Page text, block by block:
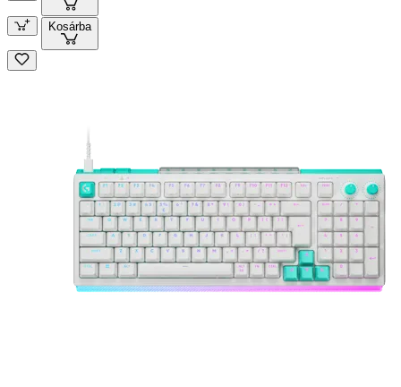
Kosárba